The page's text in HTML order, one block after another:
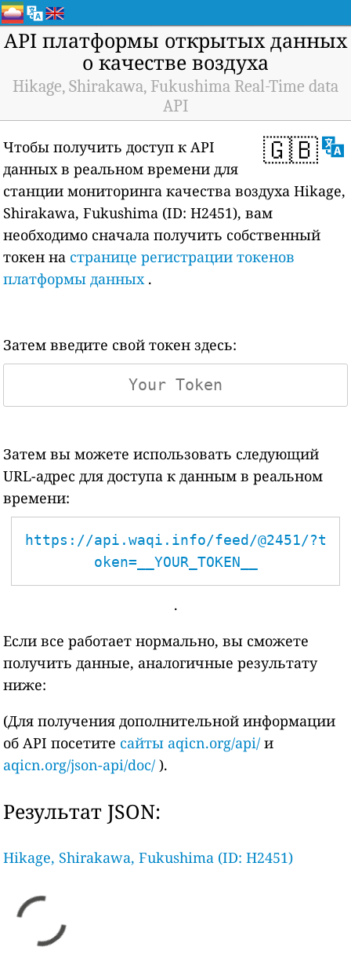
API платформы открытых данных
о качестве воздуха
Hikage, Shirakawa, Fukushima Real-Time data
API
🇬🇧
Чтобы получить доступ к API
данных в реальном времени для
станции мониторинга качества воздуха Hikage,
Shirakawa, Fukushima (ID: H2451), вам
необходимо сначала получить собственный
токен на странице регистрации токенов
платформы данных.
Затем введите свой токен здесь:
Затем вы можете использовать следующий
URL-адрес для доступа к данным в реальном
времени:
https://api.waqi.info/feed/@2451/?t
oken=__YOUR_TOKEN__
.
Если все работает нормально, вы сможете
получить данные, аналогичные результату
ниже:
(Для получения дополнительной информации
об API посетите сайты aqicn.org/api/ и
aqicn.org/json-api/doc/ ).
Результат JSON:
Hikage, Shirakawa, Fukushima (ID: H2451)